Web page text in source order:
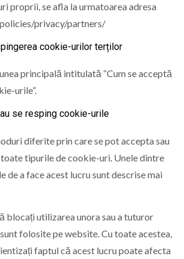
proprii, se afla la urmatoarea adresa
privacy/partners/
cookie-urilor terților
principală intitulată “Cum se acceptă
urile”.
se resping cookie-urile
diferite prin care se pot accepta sau
toate tipurile de cookie-uri. Unele dintre
de a face acest lucru sunt descrise mai
blocați utilizarea unora sau a tuturor
folosite pe website. Cu toate acestea,
faptul că acest lucru poate afecta